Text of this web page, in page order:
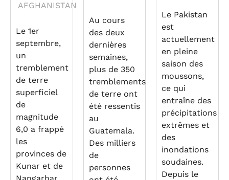
AFGHANISTAN
Le 1er
septembre,
un
tremblement
de terre
superficiel
de
magnitude
6,0 a frappé
les
provinces de
Kunar et de
Au cours
des deux
dernières
semaines,
plus de 350
tremblements
de terre ont
été ressentis
au
Guatemala.
Des milliers
de
personnes
Le Pakistan
est
actuellement
en pleine
saison des
moussons,
ce qui
entraîne des
précipitations
extrêmes et
des
inondations
soudaines.
Depuis le